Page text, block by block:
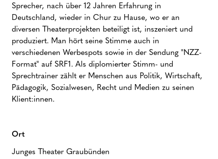
Sprecher, nach über 12 Jahren Erfahrung in
Deutschland, wieder in Chur zu Hause, wo er an
diversen Theaterprojekten beteiligt ist, inszeniert und
produziert. Man hört seine Stimme auch in
verschiedenen Werbespots sowie in der Sendung "NZZ-
Format" auf SRF1. Als diplomierter Stimm- und
Sprechtrainer zählt er Menschen aus Politik, Wirtschaft,
Pädagogik, Sozialwesen, Recht und Medien zu seinen
Klient:innen.
Ort
Junges Theater Graubünden